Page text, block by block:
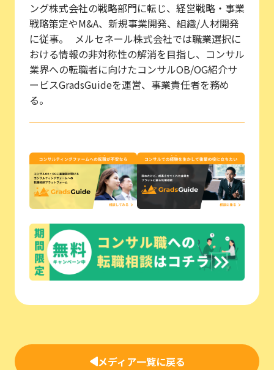
ング株式会社の戦略部門に転じ、経営戦略・事業
戦略策定やM&A、新規事業開発、組織/人材開発
に従事。 メルセネール株式会社では職業選択に
おける情報の非対称性の解消を目指し、コンサル
業界への転職者に向けたコンサルOB/OG紹介サ
ービスGradsGuideを運営、事業責任者を務め
る。
メディア一覧に戻る